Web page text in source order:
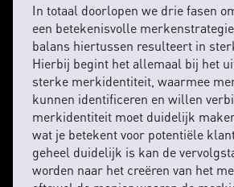
In totaal doorlopen we drie fasen
een betekenisvolle
balans hiertussen resulteert in
Hierbij begint het allemaal bij het
sterke merkidentiteit, waarmee
kunnen identificeren en willen
merkidentiteit moet duidelijk
wat je betekent voor potentiële
geheel duidelijk is kan de
worden naar het creëren van het